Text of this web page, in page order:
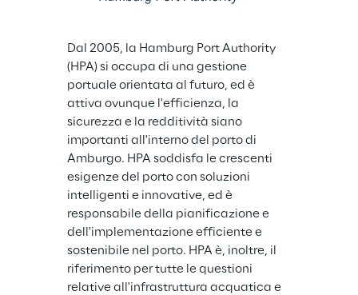
Dal 2005, la Hamburg Port Authority
(HPA) si occupa di una gestione
portuale orientata al futuro, ed è
attiva ovunque l'efficienza, la
sicurezza e la redditività siano
importanti all'interno del porto di
Amburgo. HPA soddisfa le crescenti
esigenze del porto con soluzioni
intelligenti e innovative, ed è
responsabile della pianificazione e
dell'implementazione efficiente e
sostenibile nel porto. HPA è, inoltre, il
riferimento per tutte le questioni
relative all'infrastruttura acquatica e